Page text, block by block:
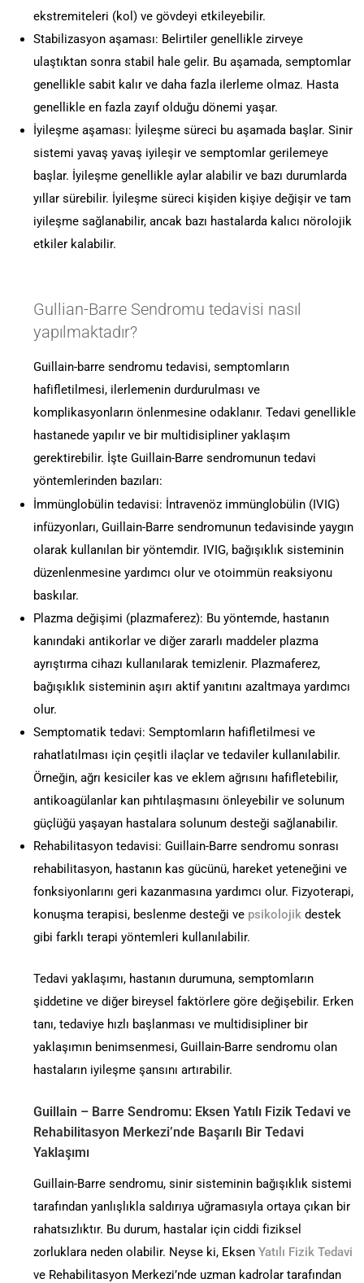
ekstremiteleri (kol) ve gövdeyi etkileyebilir.
Stabilizasyon aşaması: Belirtiler genellikle zirveye
ulaştıktan sonra stabil hale gelir. Bu aşamada, semptomlar
genellikle sabit kalır ve daha fazla ilerleme olmaz. Hasta
genellikle en fazla zayıf olduğu dönemi yaşar.
İyileşme aşaması: İyileşme süreci bu aşamada başlar. Sinir
sistemi yavaş yavaş iyileşir ve semptomlar gerilemeye
başlar. İyileşme genellikle aylar alabilir ve bazı durumlarda
yıllar sürebilir. İyileşme süreci kişiden kişiye değişir ve tam
iyileşme sağlanabilir, ancak bazı hastalarda kalıcı nörolojik
etkiler kalabilir.
Gullian-Barre Sendromu tedavisi nasıl
yapılmaktadır?
Guillain-barre sendromu tedavisi, semptomların
hafifletilmesi, ilerlemenin durdurulması ve
komplikasyonların önlenmesine odaklanır. Tedavi genellikle
hastanede yapılır ve bir multidisipliner yaklaşım
gerektirebilir. İşte Guillain-Barre sendromunun tedavi
yöntemlerinden bazıları:
İmmünglobülin tedavisi: İntravenöz immünglobülin (IVIG)
infüzyonları, Guillain-Barre sendromunun tedavisinde yaygın
olarak kullanılan bir yöntemdir. IVIG, bağışıklık sisteminin
düzenlenmesine yardımcı olur ve otoimmün reaksiyonu
baskılar.
Plazma değişimi (plazmaferez): Bu yöntemde, hastanın
kanındaki antikorlar ve diğer zararlı maddeler plazma
ayrıştırma cihazı kullanılarak temizlenir. Plazmaferez,
bağışıklık sisteminin aşırı aktif yanıtını azaltmaya yardımcı
olur.
Semptomatik tedavi: Semptomların hafifletilmesi ve
rahatlatılması için çeşitli ilaçlar ve tedaviler kullanılabilir.
Örneğin, ağrı kesiciler kas ve eklem ağrısını hafifletebilir,
antikoagülanlar kan pıhtılaşmasını önleyebilir ve solunum
güçlüğü yaşayan hastalara solunum desteği sağlanabilir.
Rehabilitasyon tedavisi: Guillain-Barre sendromu sonrası
rehabilitasyon, hastanın kas gücünü, hareket yeteneğini ve
fonksiyonlarını geri kazanmasına yardımcı olur. Fizyoterapi,
konuşma terapisi, beslenme desteği ve psikolojik destek
gibi farklı terapi yöntemleri kullanılabilir.
Tedavi yaklaşımı, hastanın durumuna, semptomların
şiddetine ve diğer bireysel faktörlere göre değişebilir. Erken
tanı, tedaviye hızlı başlanması ve multidisipliner bir
yaklaşımın benimsenmesi, Guillain-Barre sendromu olan
hastaların iyileşme şansını artırabilir.
Guillain – Barre Sendromu: Eksen Yatılı Fizik Tedavi ve
Rehabilitasyon Merkezi’nde Başarılı Bir Tedavi
Yaklaşımı
Guillain-Barre sendromu, sinir sisteminin bağışıklık sistemi
tarafından yanlışlıkla saldırıya uğramasıyla ortaya çıkan bir
rahatsızlıktır. Bu durum, hastalar için ciddi fiziksel
zorluklara neden olabilir. Neyse ki, Eksen Yatılı Fizik Tedavi
ve Rehabilitasyon Merkezi’nde uzman kadrolar tarafından